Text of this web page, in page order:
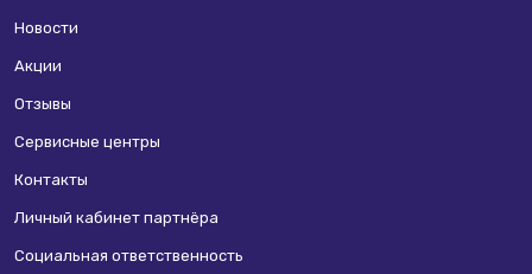
Новости
Акции
Отзывы
Сервисные центры
Контакты
Личный кабинет партнёра
Социальная ответственность